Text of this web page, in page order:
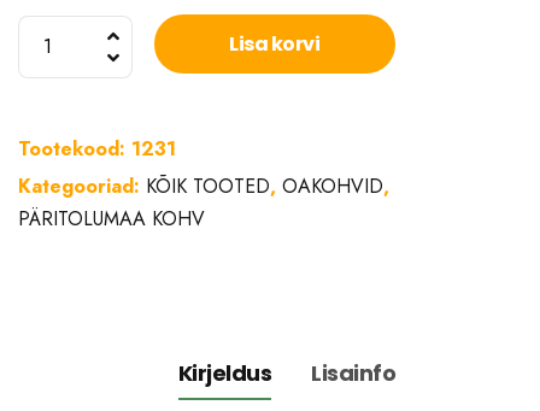
Bandeirante
Rainforest
500gr
Lisa korvi
Tootekood: 1231
Kategooriad: KÕIK TOOTED, OAKOHVID,
PÄRITOLUMAA KOHV
Kirjeldus Lisainfo